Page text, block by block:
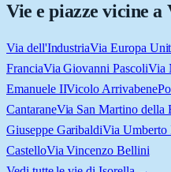
Vie e piazze vicine a
Via dell'IndustriaVia Europa
FranciaVia Giovanni PascoliVia
Emanuele IIVicolo Arrivabene
CantaraneVia San Martino della
Giuseppe GaribaldiVia Umberto
CastelloVia Vincenzo Bellini